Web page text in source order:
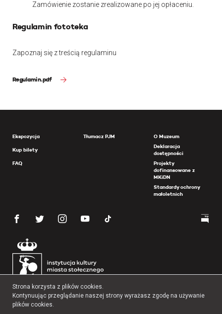
Zamówienie zostanie zrealizowane po jej opłaceniu.
Regulamin fototeka
Zapoznaj się z treścią regulaminu
Regulamin.pdf
Ekspozycja
Kup bilety
FAQ
Tłumacz PJM
O Muzeum
Deklaracja
dostępności
Projekty
dofinansowane z
MKiDN
Standardy ochrony
małoletnich
Strona korzysta z plików cookies.
Kontynuując przeglądanie naszej strony wyrażasz zgodę na używanie
plików cookies.